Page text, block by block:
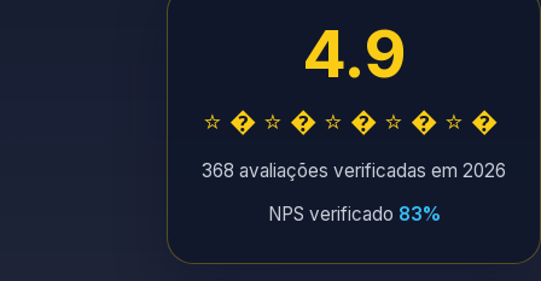
4.9
⭐�⭐�⭐�⭐�⭐�
368 avaliações verificadas em 2026
NPS verificado 83%